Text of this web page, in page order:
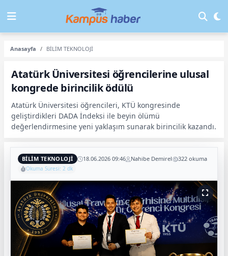
Anasayfa BİLİM TEKNOLOJİ
Atatürk Üniversitesi öğrencilerine ulusal
kongrede birincilik ödülü
Atatürk Üniversitesi öğrencileri, KTÜ kongresinde
geliştirdikleri DADA İndeksi ile beyin ölümü
değerlendirmesine yeni yaklaşım sunarak birincilik kazandı.
BİLİM TEKNOLOJİ 18.06.2026 09:46 Nahibe Demirel 322 okuma
Okuma Süresi: 2 dk